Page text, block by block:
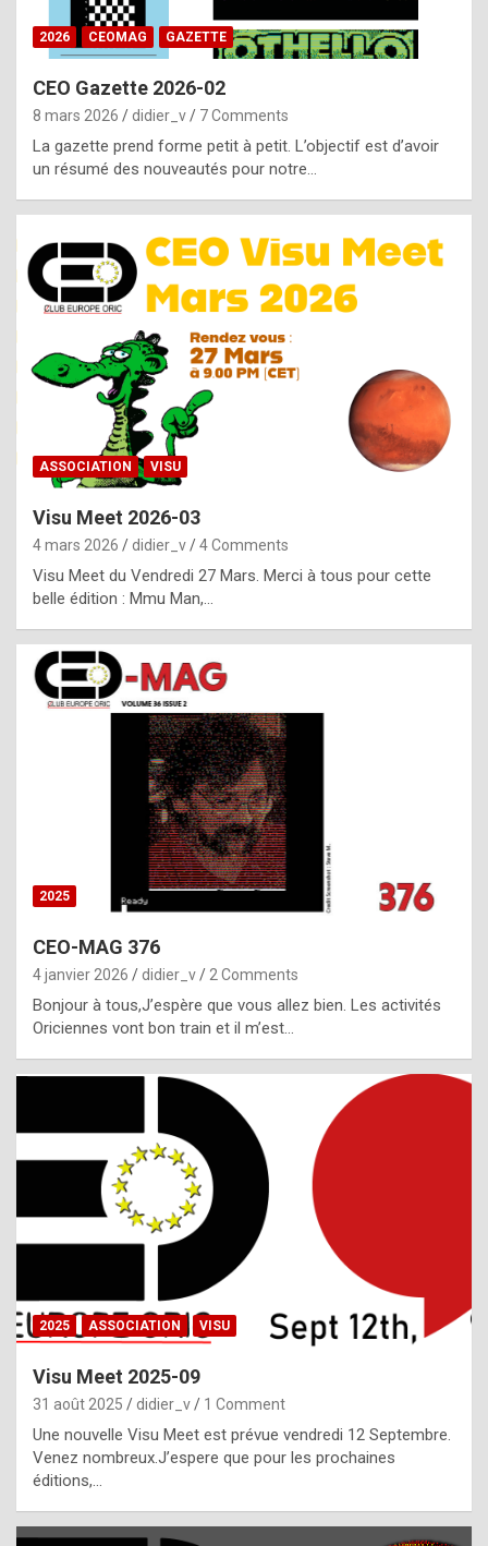
b
y
g
e
n
u
i
n
e
R
o
p
l
c
h
i
s
t
o
r
p
e
c
i
l
,
g
h
t
f
2026 CEOMAG GAZETTE
CEO Gazette 2026-02
8 mars 2026 didier_v 7 Comments
La gazette prend forme petit à petit. L’objectif est d’avoir
un résumé des nouveautés pour notre…
ASSOCIATION VISU
Visu Meet 2026-03
4 mars 2026 didier_v 4 Comments
Visu Meet du Vendredi 27 Mars. Merci à tous pour cette
belle édition : Mmu Man,…
2025
CEO-MAG 376
4 janvier 2026 didier_v 2 Comments
Bonjour à tous,J’espère que vous allez bien. Les activités
Oriciennes vont bon train et il m’est…
2025 ASSOCIATION VISU
Visu Meet 2025-09
31 août 2025 didier_v 1 Comment
Une nouvelle Visu Meet est prévue vendredi 12 Septembre.
Venez nombreux.J’espere que pour les prochaines
éditions,…